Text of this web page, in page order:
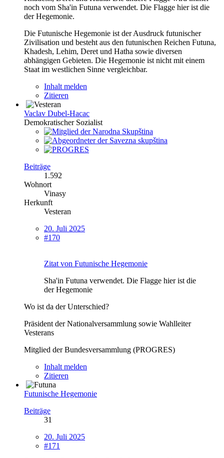
noch vom Sha'in Futuna verwendet. Die Flagge hier ist die
der Hegemonie.
Die Futunische Hegemonie ist der Ausdruck futunischer
Zivilisation und besteht aus den futunischen Reichen Futuna,
Khadesh, Lehim, Deret und Hatha sowie diversen
abhängigen Gebieten. Die Hegemonie ist nicht mit einem
Staat im westlichen Sinne vergleichbar.
Inhalt melden
Zitieren
Vaclav Dubel-Hacac
Demokratischer Sozialist
Beiträge
1.592
Wohnort
Vinasy
Herkunft
Vesteran
20. Juli 2025
#170
Zitat von Futunische Hegemonie
Sha'in Futuna verwendet. Die Flagge hier ist die
der Hegemonie
Wo ist da der Unterschied?
Präsident der Nationalversammlung sowie Wahlleiter
Vesterans
Mitglied der Bundesversammlung (PROGRES)
Inhalt melden
Zitieren
Futunische Hegemonie
Beiträge
31
20. Juli 2025
#171